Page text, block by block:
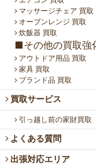
マッサージチェア 買取
オーブンレンジ 買取
炊飯器 買取
■その他の買取強
アウトドア用品 買取
家具 買取
ブランド品 買取
買取サービス
引っ越し前の家財買取
よくある質問
出張対応エリア